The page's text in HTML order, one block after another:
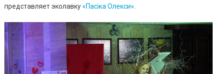
представляет эколавку«Пасіка Олекси».